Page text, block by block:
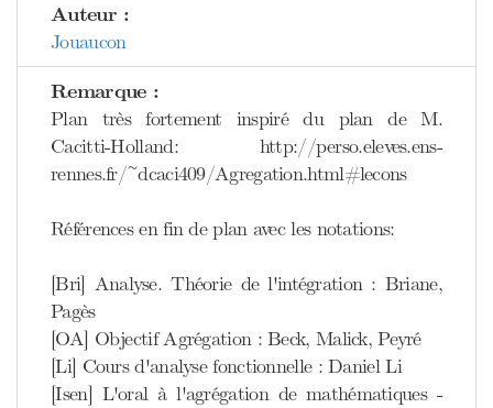
Auteur :
Jouaucon
Remarque :
Plan très fortement inspiré du plan de M.
Cacitti-Holland: http://perso.eleves.ens-
rennes.fr/~dcaci409/Agregation.html#lecons
Références en fin de plan avec les notations:
[Bri] Analyse. Théorie de l'intégration : Briane,
Pagès
[OA] Objectif Agrégation : Beck, Malick, Peyré
[Li] Cours d'analyse fonctionnelle : Daniel Li
[Isen] L'oral à l'agrégation de mathématiques -